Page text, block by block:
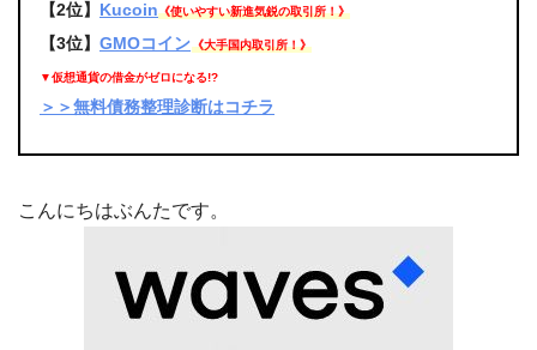
【2位】 Kucoin《使いやすい新進気鋭の取引所！》
【3位】 GMOコイン《大手国内取引所！》
▼仮想通貨の借金がゼロになる!?
＞＞無料債務整理診断はコチラ
こんにちはぶんたです。